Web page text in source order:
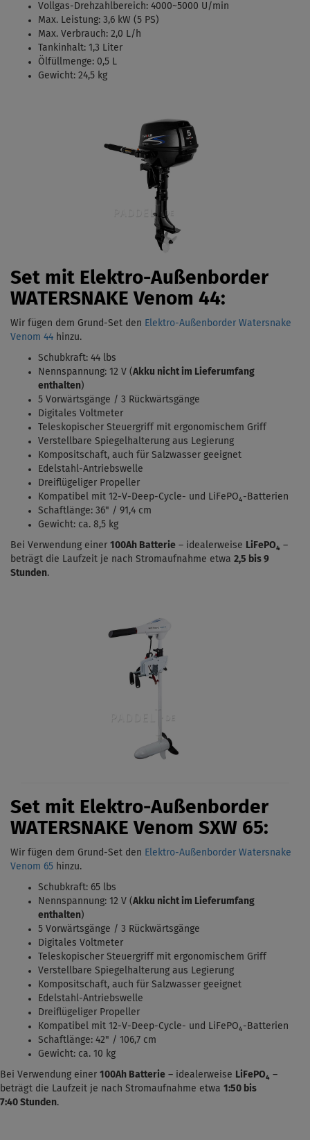
Vollgas-Drehzahlbereich: 4000~5000 U/min
Max. Leistung: 3,6 kW (5 PS)
Max. Verbrauch: 2,0 L/h
Tankinhalt: 1,3 Liter
Ölfüllmenge: 0,5 L
Gewicht: 24,5 kg
Set mit Elektro-Außenborder
WATERSNAKE Venom 44:
Wir fügen dem Grund-Set den Elektro-Außenborder Watersnake
Venom 44 hinzu.
Schubkraft: 44 lbs
Nennspannung: 12 V (Akku nicht im Lieferumfang
enthalten)
5 Vorwärtsgänge / 3 Rückwärtsgänge
Digitales Voltmeter
Teleskopischer Steuergriff mit ergonomischem Griff
Verstellbare Spiegelhalterung aus Legierung
Kompositschaft, auch für Salzwasser geeignet
Edelstahl-Antriebswelle
Dreiflügeliger Propeller
Kompatibel mit 12-V-Deep-Cycle- und LiFePO₄-Batterien
Schaftlänge: 36" / 91,4 cm
Gewicht: ca. 8,5 kg
Bei Verwendung einer 100Ah Batterie – idealerweise LiFePO₄ –
beträgt die Laufzeit je nach Stromaufnahme etwa 2,5 bis 9
Stunden.
Set mit Elektro-Außenborder
WATERSNAKE Venom SXW 65:
Wir fügen dem Grund-Set den Elektro-Außenborder Watersnake
Venom 65 hinzu.
Schubkraft: 65 lbs
Nennspannung: 12 V (Akku nicht im Lieferumfang
enthalten)
5 Vorwärtsgänge / 3 Rückwärtsgänge
Digitales Voltmeter
Teleskopischer Steuergriff mit ergonomischem Griff
Verstellbare Spiegelhalterung aus Legierung
Kompositschaft, auch für Salzwasser geeignet
Edelstahl-Antriebswelle
Dreiflügeliger Propeller
Kompatibel mit 12-V-Deep-Cycle- und LiFePO₄-Batterien
Schaftlänge: 42" / 106,7 cm
Gewicht: ca. 10 kg
Bei Verwendung einer 100Ah Batterie – idealerweise LiFePO₄ –
beträgt die Laufzeit je nach Stromaufnahme etwa 1:50 bis
7:40 Stunden.